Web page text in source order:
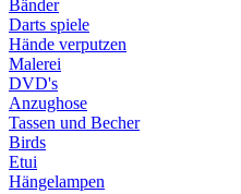
Bänder
Darts spiele
Hände verputzen
Malerei
DVD's
Anzughose
Tassen und Becher
Birds
Etui
Hängelampen